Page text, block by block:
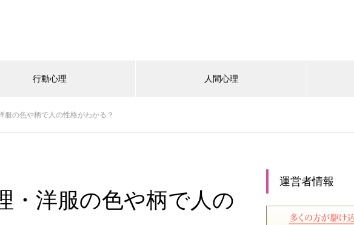
行動心理 人間心理
服の色や柄で人の性格がわかる？
・洋服の色や柄で人の
運営者情報